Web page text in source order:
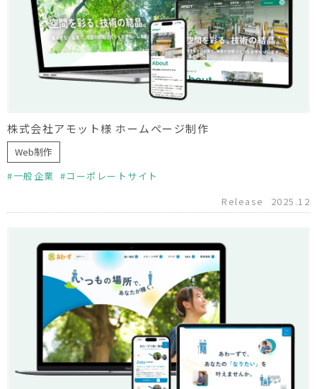
株式会社アモット様 ホームページ制作
Web制作
一般企業
コーポレートサイト
Release
2025.12